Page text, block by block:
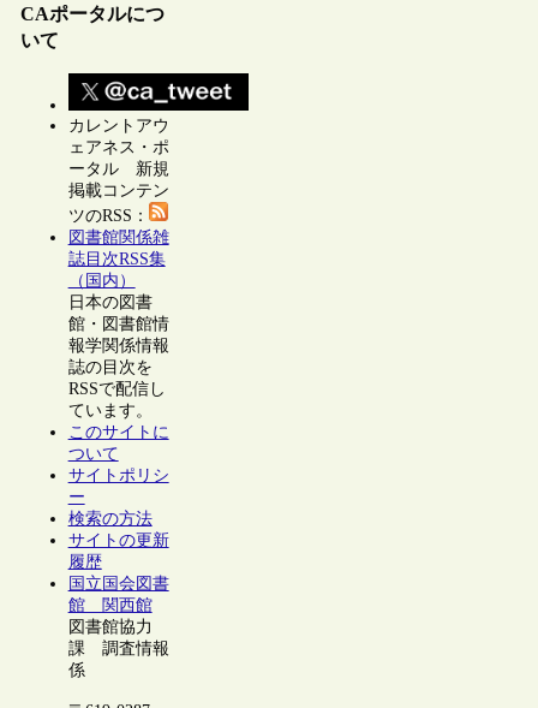
CAポータルにつ
いて
カレントアウ
ェアネス・ポ
ータル 新規
掲載コンテン
ツのRSS：
図書館関係雑
誌目次RSS集
（国内）
日本の図書
館・図書館情
報学関係情報
誌の目次を
RSSで配信し
ています。
このサイトに
ついて
サイトポリシ
ー
検索の方法
サイトの更新
履歴
国立国会図書
館 関西館
図書館協力
課 調査情報
係